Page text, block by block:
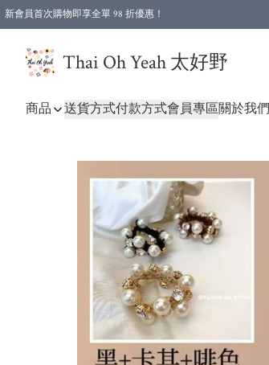
新會員首次購物即享全單 98 折優惠！
Thai Oh Yeah 太好野
商品 送貨方式付款方式會員專區關於我們